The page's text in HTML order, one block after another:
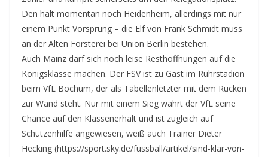
Den hält momentan noch Heidenheim, allerdings mit nur
einem Punkt Vorsprung – die Elf von Frank Schmidt muss
an der Alten Försterei bei Union Berlin bestehen.
Auch Mainz darf sich noch leise Resthoffnungen auf die
Königsklasse machen. Der FSV ist zu Gast im Ruhrstadion
beim VfL Bochum, der als Tabellenletzter mit dem Rücken
zur Wand steht. Nur mit einem Sieg wahrt der VfL seine
Chance auf den Klassenerhalt und ist zugleich auf
Schützenhilfe angewiesen, weiß auch Trainer Dieter
Hecking (https://sport.sky.de/fussball/artikel/sind-klar-von-